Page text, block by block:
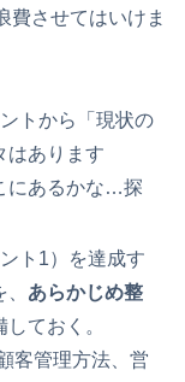
費させてはいけま
トから「現状の
はあります
にあるかな…探
ト1）を達成す
あらかじめ整
しておく。
客管理方法、営